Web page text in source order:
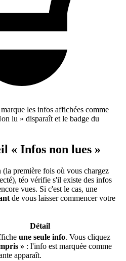
les infos affichées comme
lu » disparaît et le badge du
« Infos non lues »
(la première fois où vous chargez
téo vérifie s'il existe des infos
vues. Si c'est le cas, une
de vous laisser commencer votre
Détail
une seule info. Vous cliquez
» : l'info est marquée comme
apparaît.